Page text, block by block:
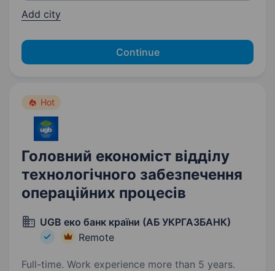
Add city
Continue
Hot
Головний економіст відділу
технологічного забезпечення
операційних процесів
UGB еко банк країни (АБ УКРГАЗБАНК)
Remote
Full-time. Work experience more than 5 years.